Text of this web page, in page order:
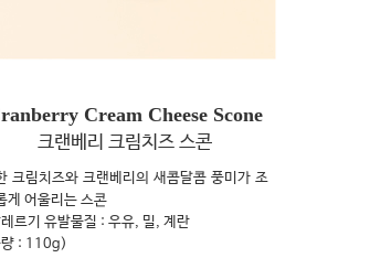
Cream Cheese Scone
크랜베리 크림치즈 스콘
크림치즈와 크랜베리의 새콤달콤 풍미가 조
게 어울리는 스콘
르기 유발물질 : 우유, 밀, 계란
: 110g)